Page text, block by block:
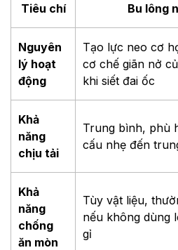
Tiêu chí Bu lông
Nguyên
lý hoạt
động
Tạo lực neo cơ
cơ chế giãn nở
khi siết đai ốc
Khả
năng
chịu tải
Trung bình, phù
cấu nhẹ đến
Khả
năng
chống
ăn mòn
Tùy vật liệu,
nếu không dùng
gỉ